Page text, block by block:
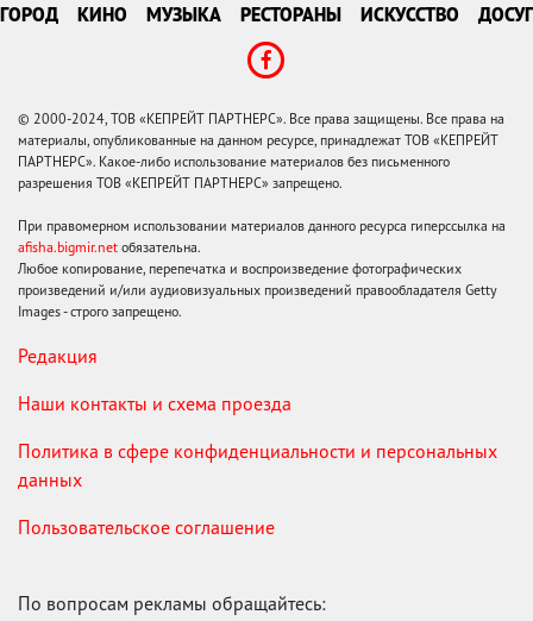
ГОРОД КИНО МУЗЫКА РЕСТОРАНЫ ИСКУССТВО ДОСУГ
© 2000-2024, ТОВ «КЕПРЕЙТ ПАРТНЕРС». Все права защищены. Все права на
материалы, опубликованные на данном ресурсе, принадлежат ТОВ «КЕПРЕЙТ
ПАРТНЕРС». Какое-либо использование материалов без письменного
разрешения ТОВ «КЕПРЕЙТ ПАРТНЕРС» запрещено.
При правомерном использовании материалов данного ресурса гиперссылка на
afisha.bigmir.net обязательна.
Любое копирование, перепечатка и воспроизведение фотографических
произведений и/или аудиовизуальных произведений правообладателя Getty
Images - строго запрещено.
Редакция
Наши контакты и схема проезда
Политика в сфере конфиденциальности и персональных
данных
Пользовательское соглашение
По вопросам рекламы обращайтесь: